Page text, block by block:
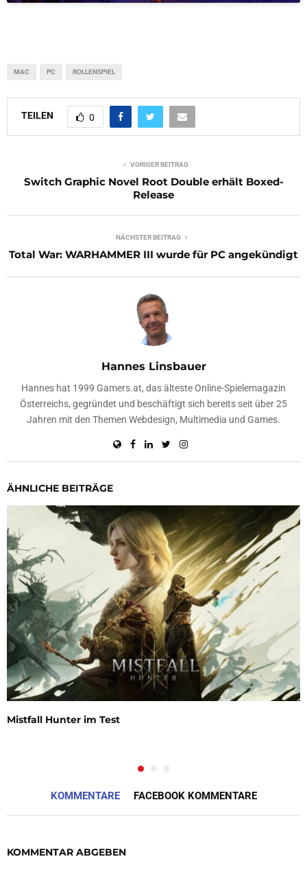
MAC PC ROLLENSPIEL
TEILEN 0
VORIGER BEITRAG
Switch Graphic Novel Root Double erhält Boxed-
Release
NÄCHSTER BEITRAG
Total War: WARHAMMER III wurde für PC angekündigt
Hannes Linsbauer
Hannes hat 1999 Gamers.at, das älteste Online-Spielemagazin
Österreichs, gegründet und beschäftigt sich bereits seit über 25
Jahren mit den Themen Webdesign, Multimedia und Games.
ÄHNLICHE BEITRÄGE
Mistfall Hunter im Test
KOMMENTARE FACEBOOK KOMMENTARE
KOMMENTAR ABGEBEN